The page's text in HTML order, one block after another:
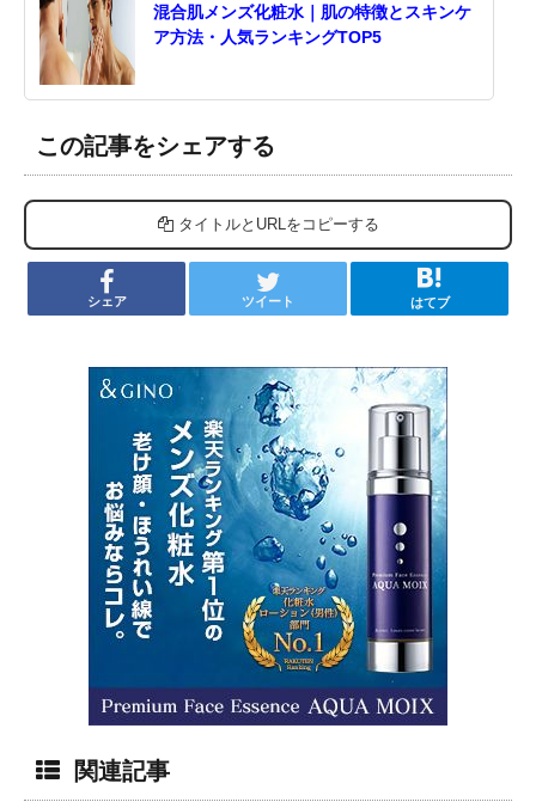
混合肌メンズ化粧水｜肌の特徴とスキンケ
ア方法・人気ランキングTOP5
この記事をシェアする
タイトルとURLをコピーする
シェア ツイート はてブ
関連記事